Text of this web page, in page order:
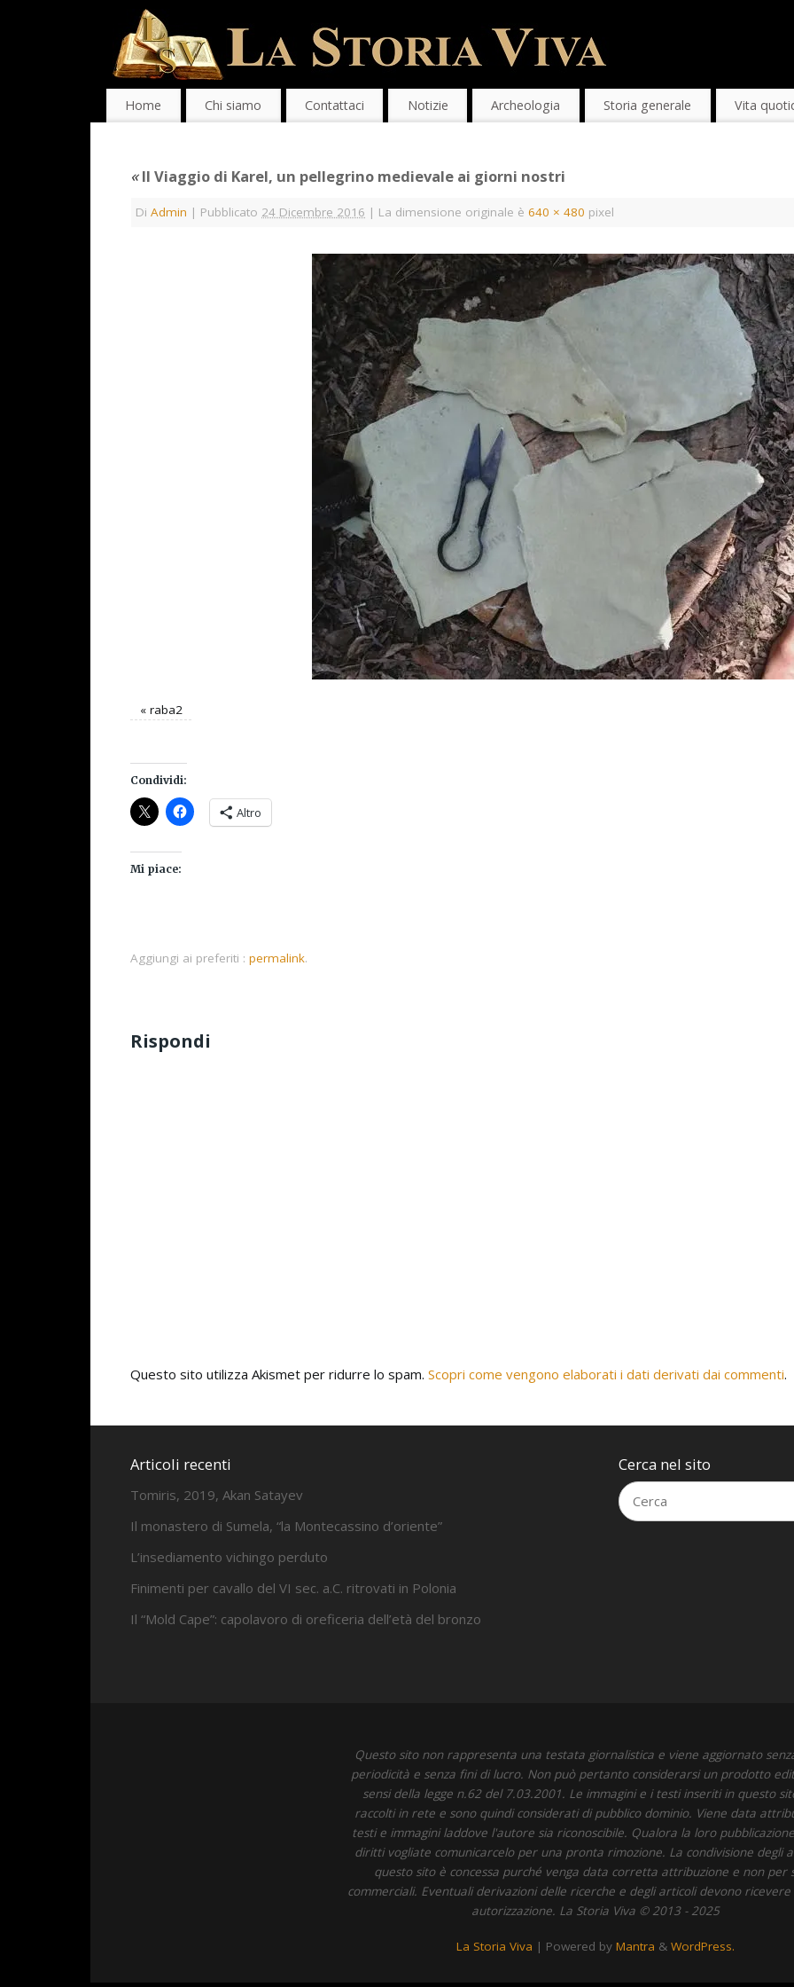
Home Chi siamo Contattaci Notizie Archeologia Storia generale Vita
«Il Viaggio di Karel, un pellegrino medievale ai giorni nostri
Di Admin | Pubblicato 24 Dicembre 2016 | La dimensione originale è 640 × 480 pixel
« raba2
Condividi:
Altro
Mi piace:
Aggiungi ai preferiti : permalink.
Rispondi
Questo sito utilizza Akismet per ridurre lo spam. Scopri come vengono elaborati i dati derivati dai commenti.
Articoli recenti
Tomiris, 2019, Akan Satayev
Il monastero di Sumela, “la Montecassino d’oriente”
L’insediamento vichingo perduto
Finimenti per cavallo del VI sec. a.C. ritrovati in Polonia
Il “Mold Cape”: capolavoro di oreficeria dell’età del bronzo
Cerca nel sito
Questo sito non rappresenta una testata giornalistica e viene aggiornato
periodicità e senza fini di lucro. Non può pertanto considerarsi un prodotto
sensi della legge n.62 del 7.03.2001. Le immagini e i testi inseriti in questo
raccolti in rete e sono quindi considerati di pubblico dominio. Viene data
testi e immagini laddove l'autore sia riconoscibile. Qualora la loro
diritti vogliate comunicarcelo per una pronta rimozione. La condivisione degli
questo sito è concessa purché venga data corretta attribuzione e non per
commerciali. Eventuali derivazioni delle ricerche e degli articoli devono
autorizzazione. La Storia Viva © 2013 - 2025
La Storia Viva | Powered by Mantra & WordPress.